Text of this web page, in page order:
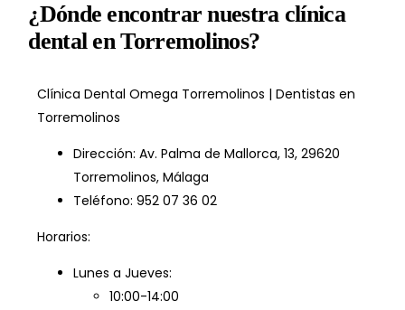
¿Dónde encontrar nuestra clínica
dental en Torremolinos?
Clínica Dental Omega Torremolinos | Dentistas en
Torremolinos
Dirección: Av. Palma de Mallorca, 13, 29620
Torremolinos, Málaga
Teléfono: 952 07 36 02
Horarios:
Lunes a Jueves:
10:00-14:00